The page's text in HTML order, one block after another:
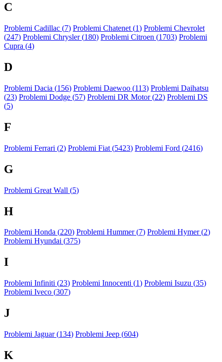
C
Problemi Cadillac (7) Problemi Chatenet (1) Problemi Chevrolet
(247) Problemi Chrysler (180) Problemi Citroen (1703) Problemi
Cupra (4)
D
Problemi Dacia (156) Problemi Daewoo (113) Problemi Daihatsu
(23) Problemi Dodge (57) Problemi DR Motor (22) Problemi DS
(5)
F
Problemi Ferrari (2) Problemi Fiat (5423) Problemi Ford (2416)
G
Problemi Great Wall (5)
H
Problemi Honda (220) Problemi Hummer (7) Problemi Hymer (2)
Problemi Hyundai (375)
I
Problemi Infiniti (23) Problemi Innocenti (1) Problemi Isuzu (35)
Problemi Iveco (307)
J
Problemi Jaguar (134) Problemi Jeep (604)
K